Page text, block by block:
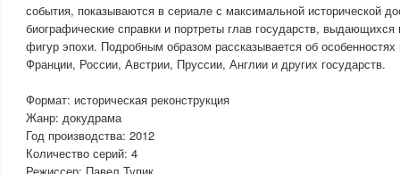
события, показываются в сериале с максимальной исторической
биографические справки и портреты глав государств, выдающихся
фигур эпохи. Подробным образом рассказывается об
Франции, России, Австрии, Пруссии, Англии и других государств.
Формат: историческая реконструкция
Жанр: докудрама
Год производства: 2012
Количество серий: 4